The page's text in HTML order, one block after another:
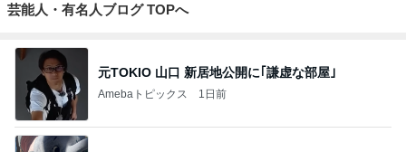
芸能人・有名人ブログ TOPへ
元TOKIO 山口 新居地公開に｢謙虚な部屋｣
Amebaトピックス 1日前